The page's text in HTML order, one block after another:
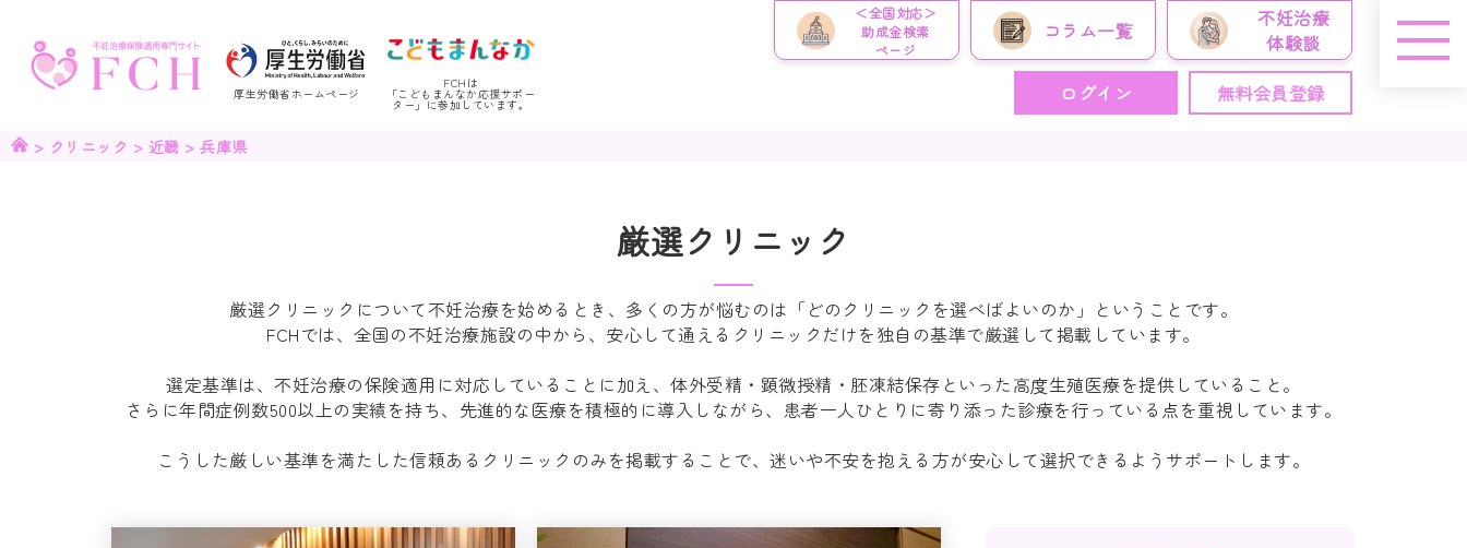
厚生労働省ホームページ
FCHは
「こどもまんなか応援サポー
ター」に参加しています。
＜全国対応＞
助成金検索
ページ
コラム一覧
不妊治療
体験談
ログイン
無料会員登録
> クリニック > 近畿 > 兵庫県
厳選クリニック
厳選クリニックについて不妊治療を始めるとき、多くの方が悩むのは 「どのクリニックを選べばよいのか」 ということです。
FCHでは、全国の不妊治療施設の中から、 安心して通えるクリニック だけを独自の基準で厳選して掲載しています。
選定基準は、不妊治療の保険適用に対応していること に加え、体外受精・顕微授精・胚凍結保存 といった高度生殖医療を提供していること。
さらに年間症例数500以上の実績を持ち、先進的な医療を積極的に導入しながら、 患者一人ひとりに寄り添った診療を行っている点を重視しています。
こうした厳しい基準を満たした信頼あるクリニックのみを掲載することで、迷いや不安を抱える方が安心して選択できるようサポートします。